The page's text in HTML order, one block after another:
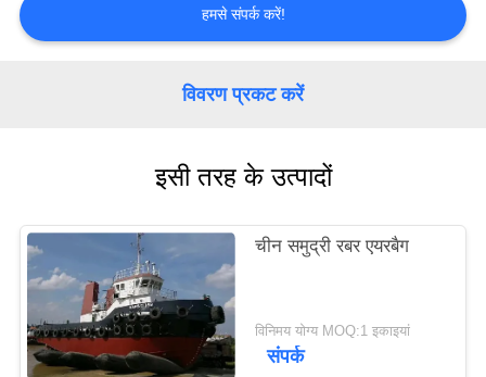
उद्धरण
PRIVACY
POLICY
हमसे संपर्क करें!
विवरण प्रकट करें
इसी तरह के उत्पादों
चीन समुद्री रबर एयरबैग
विनिमय योग्य MOQ:1 इकाइयां
संपर्क